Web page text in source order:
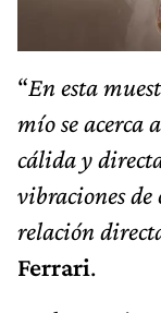
“En esta
mío se acerca
cálida y
vibraciones de
relación
Ferrari.